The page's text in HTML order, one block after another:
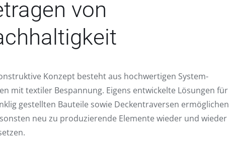
von
Konzept besteht aus hochwertigen System-
mit textiler Bespannung. Eigens entwickelte Lösungen für
gestellten Bauteile sowie Deckentraversen ermöglichen
neu zu produzierende Elemente wieder und wieder